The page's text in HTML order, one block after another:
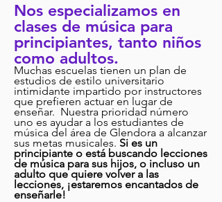
Nos especializamos en
clases de música para
principiantes, tanto niños
como adultos.
Muchas escuelas tienen un plan de
estudios de estilo universitario
intimidante impartido por instructores
que prefieren actuar en lugar de
enseñar. Nuestra prioridad número
uno es ayudar a los estudiantes de
música del área de Glendora a alcanzar
sus metas musicales. Si es un
principiante o está buscando lecciones
de música para sus hijos, o incluso un
adulto que quiere volver a las
lecciones, ¡estaremos encantados de
enseñarle!